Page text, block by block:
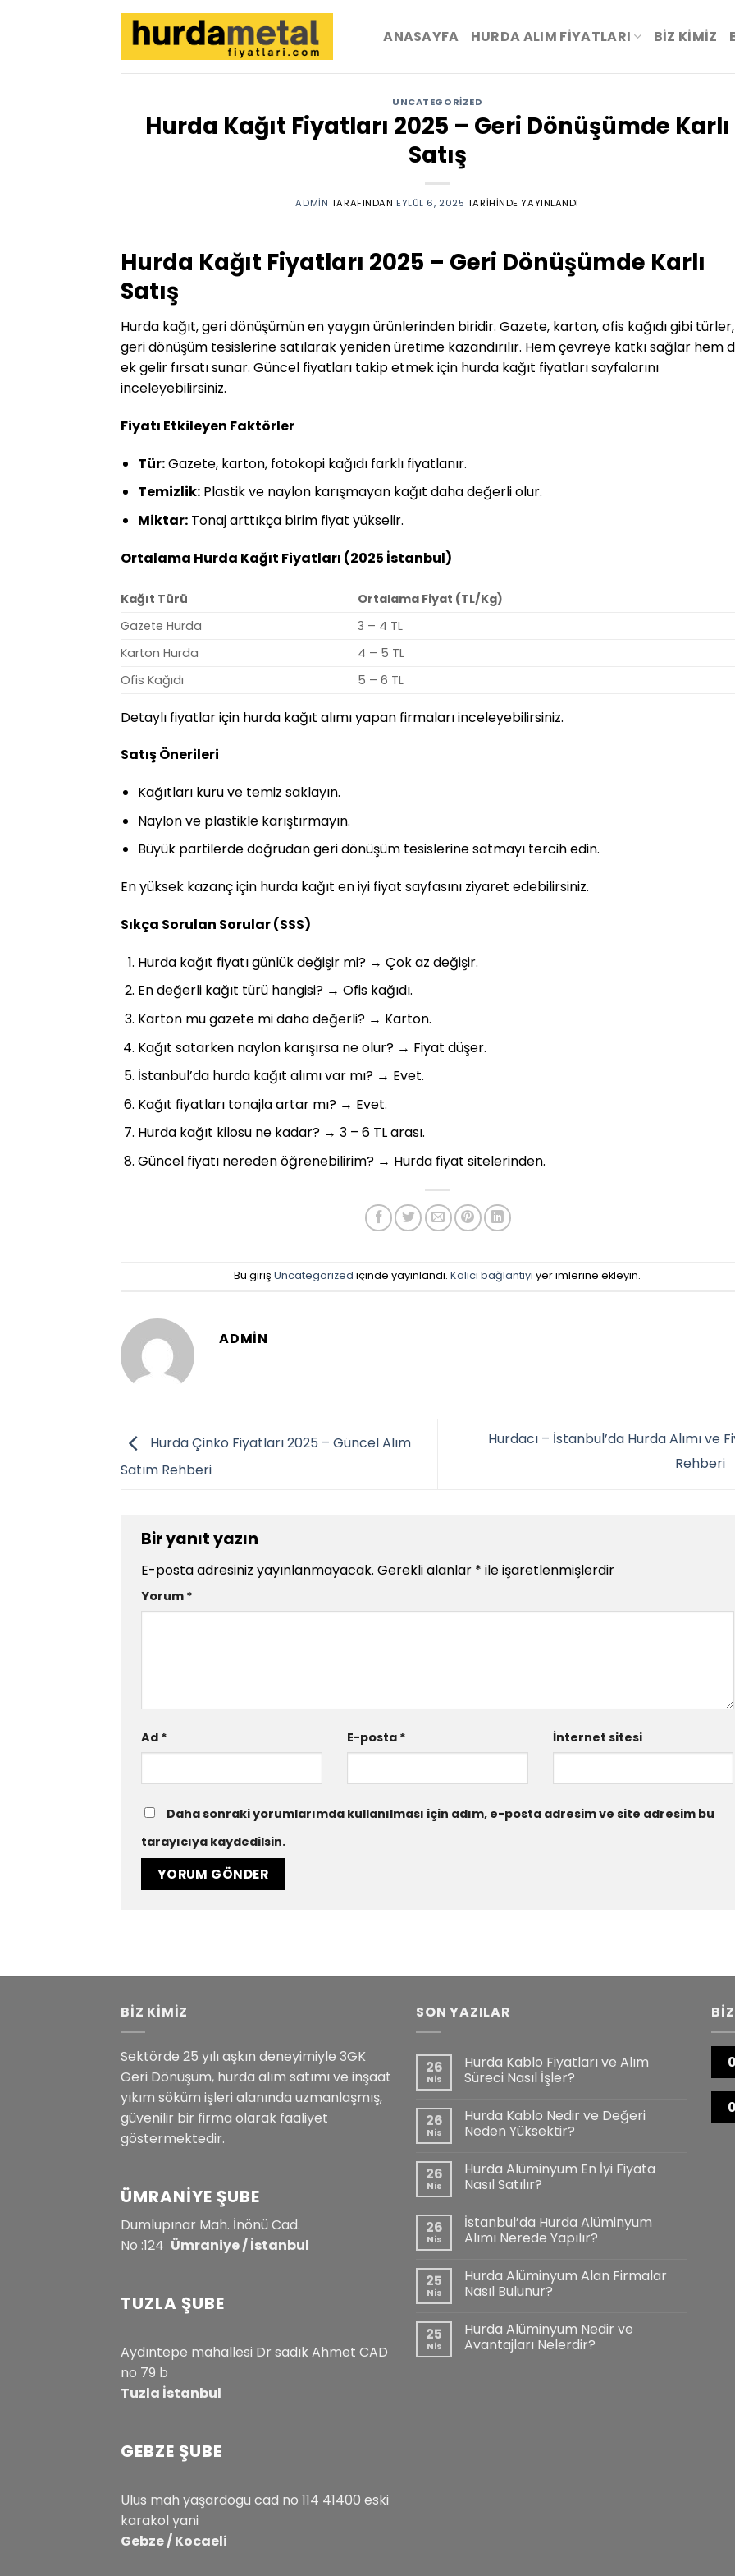
ANASAYFA HURDA ALIM FİYATLARI BIZ KIMIZ
UNCATEGORIZED
Hurda Kağıt Fiyatları 2025 – Geri Dönüşümde Karlı
Satış
ADMIN TARAFINDAN EYLÜL 6, 2025 TARIHINDE YAYINLANDI
Hurda Kağıt Fiyatları 2025 – Geri Dönüşümde Karlı
Satış
Hurda kağıt, geri dönüşümün en yaygın ürünlerinden biridir. Gazete, karton, ofis kağıdı gibi türler,
geri dönüşüm tesislerine satılarak yeniden üretime kazandırılır. Hem çevreye katkı sağlar hem
ek gelir fırsatı sunar. Güncel fiyatları takip etmek için hurda kağıt fiyatları sayfalarını
inceleyebilirsiniz.
Fiyatı Etkileyen Faktörler
Tür:Gazete, karton, fotokopi kağıdı farklı fiyatlanır.
Temizlik:Plastik ve naylon karışmayan kağıt daha değerli olur.
Miktar:Tonaj arttıkça birim fiyat yükselir.
Ortalama Hurda Kağıt Fiyatları (2025 İstanbul)
Kağıt Türü
Ortalama Fiyat (TL/Kg)
Gazete Hurda
3 – 4 TL
Karton Hurda
4 – 5 TL
Ofis Kağıdı
5 – 6 TL
Detaylı fiyatlar için hurda kağıt alımı yapan firmaları inceleyebilirsiniz.
Satış Önerileri
Kağıtları kuru ve temiz saklayın.
Naylon ve plastikle karıştırmayın.
Büyük partilerde doğrudan geri dönüşüm tesislerine satmayı tercih edin.
En yüksek kazanç için hurda kağıt en iyi fiyat sayfasını ziyaret edebilirsiniz.
Sıkça Sorulan Sorular (SSS)
Hurda kağıt fiyatı günlük değişir mi? → Çok az değişir.
En değerli kağıt türü hangisi? → Ofis kağıdı.
Karton mu gazete mi daha değerli? → Karton.
Kağıt satarken naylon karışırsa ne olur? → Fiyat düşer.
İstanbul’da hurda kağıt alımı var mı? → Evet.
Kağıt fiyatları tonajla artar mı? → Evet.
Hurda kağıt kilosu ne kadar? → 3 – 6 TL arası.
Güncel fiyatı nereden öğrenebilirim? → Hurda fiyat sitelerinden.
Bu girişUncategorized içinde yayınlandı.Kalıcı bağlantıyı yer imlerine ekleyin.
ADMIN
Hurda Çinko Fiyatları 2025 – Güncel Alım
Satım Rehberi
Hurdacı – İstanbul’da Hurda Alımı ve
Rehberi
Bir yanıt yazın
E-posta adresiniz yayınlanmayacak. Gerekli alanlar * ile işaretlenmişlerdir
Yorum *
Ad * E-posta * İnternet sitesi
Daha sonraki yorumlarımda kullanılması için adım, e-posta adresim ve site adresim bu
tarayıcıya kaydedilsin.
BİZ KİMİZ
Sektörde 25 yılı aşkın deneyimiyle 3GK
Geri Dönüşüm, hurda alım satımı ve inşaat
yıkım söküm işleri alanında uzmanlaşmış,
güvenilir bir firma olarak faaliyet
göstermektedir.
ÜMRANIYE ŞUBE
Dumlupınar Mah. İnönü Cad.
No :124 Ümraniye / İstanbul
TUZLA ŞUBE
Aydıntepe mahallesi Dr sadık Ahmet CAD
no 79 b
Tuzla İstanbul
GEBZE ŞUBE
Ulus mah yaşardogu cad no 114 41400 eski
karakol yani
Gebze / Kocaeli
SON YAZILAR
26
Nis
Hurda Kablo Fiyatları ve Alım
Süreci Nasıl İşler?
26
Nis
Hurda Kablo Nedir ve Değeri
Neden Yüksektir?
26
Nis
Hurda Alüminyum En İyi Fiyata
Nasıl Satılır?
26
Nis
İstanbul’da Hurda Alüminyum
Alımı Nerede Yapılır?
25
Nis
Hurda Alüminyum Alan Firmalar
Nasıl Bulunur?
25
Nis
Hurda Alüminyum Nedir ve
Avantajları Nelerdir?